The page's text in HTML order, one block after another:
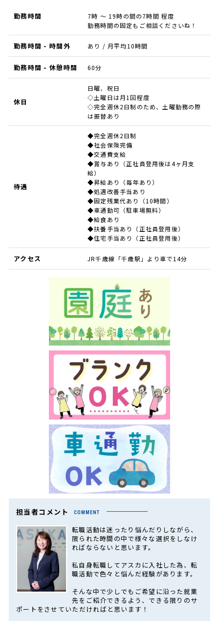
勤務時間
7時 ～ 19時の間の7時間 程度
勤務時間の固定もご相談くださいね！
勤務時間 - 時間外 あり / 月平均10時間
勤務時間 - 休憩時間 60分
休日
日曜、祝日
◇土曜日は月1回程度
◇完全週休2日制のため、土曜勤務の際
は振替あり
待遇
◆完全週休2日制
◆社会保険完備
◆交通費支給
◆賞与あり（正社員登用後は4ヶ月支
給）
◆昇給あり（毎年あり）
◆処遇改善手当あり
◆固定残業代あり（10時間）
◆車通勤可（駐車場無料）
◆給食あり
◆扶養手当あり（正社員登用後）
◆住宅手当あり（正社員登用後）
アクセス JR千歳線「千歳駅」より車で14分
担当者コメント COMMENT
転職活動は迷ったり悩んだりしながら、
限られた時間の中で様々な選択をしなけ
ればならないと思います。
私自身転職してアスカに入社した為、転
職活動で色々と悩んだ経験があります。
そんな中で少しでもご希望に沿った就業
先をご紹介できるよう、できる限りのサ
ポートをさせていただければと思います！